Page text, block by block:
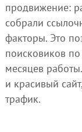
продвижение:
собрали
факторы. Это
поисковиков
месяцев
и красивый
трафик.